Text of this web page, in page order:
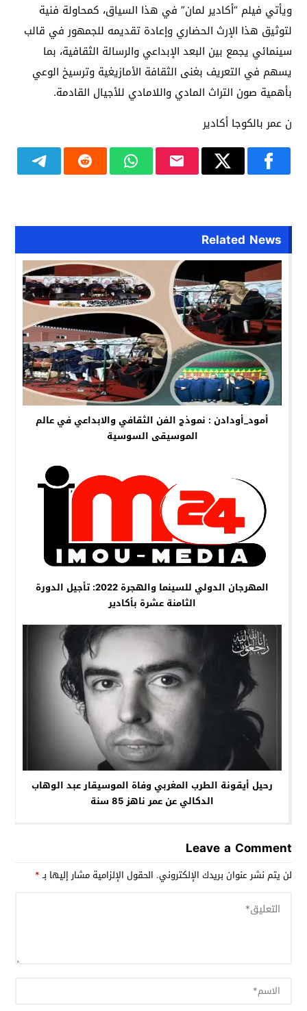
ويأتي فيلم “أكادير لمان” في هذا السياق، كمحاولة فنية
لتوثيق هذا الإرث الحضاري وإعادة تقديمه للجمهور في قالب
سينمائي يجمع بين البعد الإبداعي والرسالة الثقافية، بما
يسهم في التعريف بغنى الثقافة الأمازيغية وترسيخ الوعي
بأهمية صون التراث المادي واللامادي للأجيال القادمة.
ن عمر بالكوجا أكادير
Related News
أمود_أودادن : نموذج الفن الثقافي والابداعي في عالم
الموسيقى السوسية
المهرجان الدولي للسينما والهجرة 2022: تأجيل الدورة
الثامنة عشرة بأكادير
رحيل أيقونة الطرب المغربي وفاة الموسيقار عبد الوهاب
الدكالي عن عمر ناهز 85 سنة
Leave a Comment
لن يتم نشر عنوان بريدك الإلكتروني. الحقول الإلزامية مشار إليها بـ*